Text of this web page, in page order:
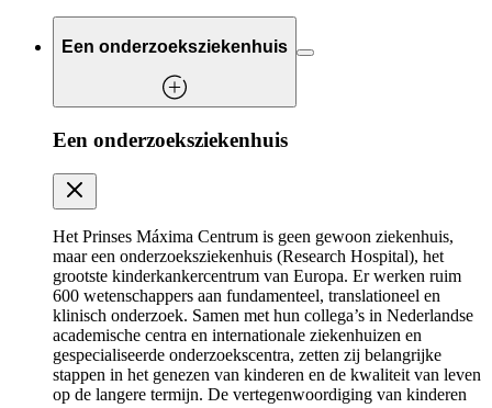
Een onderzoeksziekenhuis
Een onderzoeksziekenhuis
Het Prinses Máxima Centrum is geen gewoon ziekenhuis,
maar een onderzoeksziekenhuis (Research Hospital), het
grootste kinderkankercentrum van Europa. Er werken ruim
600 wetenschappers aan fundamenteel, translationeel en
klinisch onderzoek. Samen met hun collega’s in Nederlandse
academische centra en internationale ziekenhuizen en
gespecialiseerde onderzoekscentra, zetten zij belangrijke
stappen in het genezen van kinderen en de kwaliteit van leven
op de langere termijn. De vertegenwoordiging van kinderen